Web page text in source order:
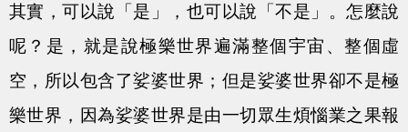
其實，可以說「是」，也可以說「不是」。怎麼說
呢？是，就是說極樂世界遍滿整個宇宙、整個虛
空，所以包含了娑婆世界；但是娑婆世界卻不是極
樂世界，因為娑婆世界是由一切眾生煩惱業之果報